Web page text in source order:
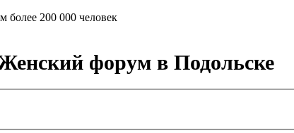
более 200 000 человек
форум в Подольске